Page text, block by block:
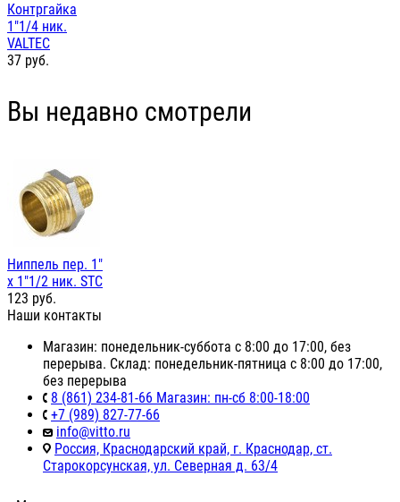
Контргайка
1"1/4 ник.
VALTEC
37 руб.
Вы недавно смотрели
Ниппель пер. 1"
х 1"1/2 ник. STC
123 руб.
Наши контакты
Магазин: понедельник-суббота с 8:00 до 17:00, без
перерыва. Склад: понедельник-пятница с 8:00 до 17:00,
без перерыва
8 (861) 234-81-66 Магазин: пн-сб 8:00-18:00
+7 (989) 827-77-66
info@vitto.ru
Россия, Краснодарский край, г. Краснодар, ст.
Старокорсунская, ул. Северная д. 63/4